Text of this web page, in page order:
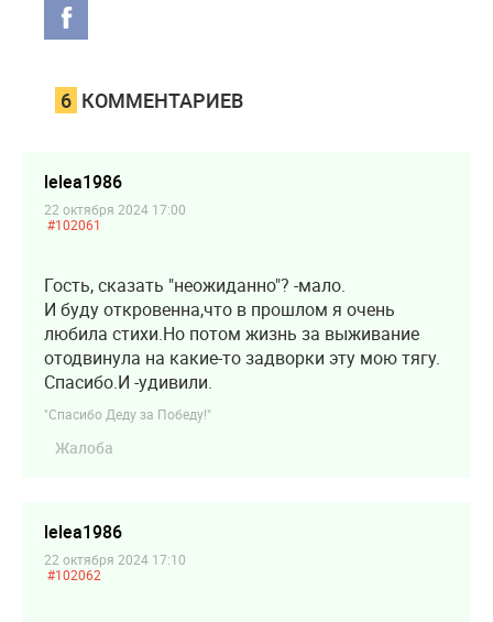
6 КОММЕНТАРИЕВ
lelea1986
22 октября 2024 17:00
#102061
Гость, сказать "неожиданно"? -мало.
И буду откровенна,что в прошлом я очень
любила стихи.Но потом жизнь за выживание
отодвинула на какие-то задворки эту мою тягу.
Спасибо.И -удивили.
"Спасибо Деду за Победу!"
Жалоба
lelea1986
22 октября 2024 17:10
#102062